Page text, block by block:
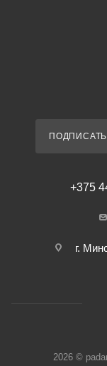
+375
г.
2026 ©